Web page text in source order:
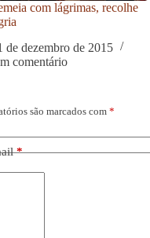
com lágrimas, recolhe
de dezembro de 2015
comentário
são marcados com*
*